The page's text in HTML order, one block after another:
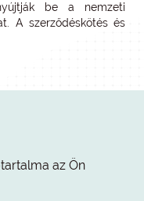
be a nemzeti
A szerződéskötés és
az Ön